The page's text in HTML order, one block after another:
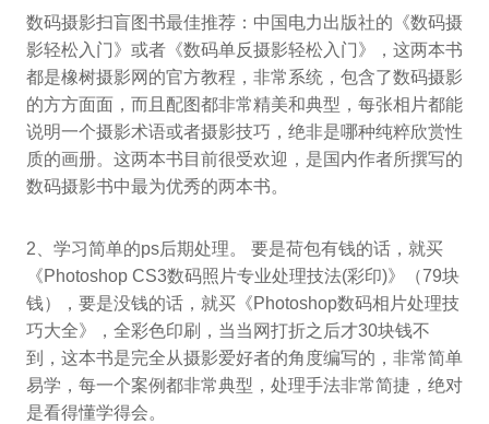
数码摄影扫盲图书最佳推荐：中国电力出版社的《数码摄
影轻松入门》或者《数码单反摄影轻松入门》，这两本书
都是橡树摄影网的官方教程，非常系统，包含了数码摄影
的方方面面，而且配图都非常精美和典型，每张相片都能
说明一个摄影术语或者摄影技巧，绝非是哪种纯粹欣赏性
质的画册。这两本书目前很受欢迎，是国内作者所撰写的
数码摄影书中最为优秀的两本书。
2、学习简单的ps后期处理。 要是荷包有钱的话，就买
《Photoshop CS3数码照片专业处理技法(彩印)》（79块
钱），要是没钱的话，就买《Photoshop数码相片处理技
巧大全》，全彩色印刷，当当网打折之后才30块钱不
到，这本书是完全从摄影爱好者的角度编写的，非常简单
易学，每一个案例都非常典型，处理手法非常简捷，绝对
是看得懂学得会。